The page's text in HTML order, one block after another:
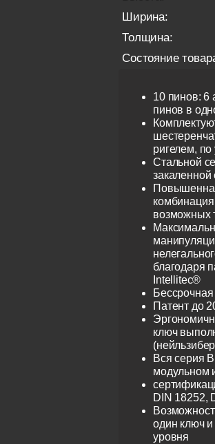
Ширина:
Толщина:
Состояние
10 пинов: 6
пинов в
ригелем,
Стальной
закаленной
возможных
благодаря
Intellitec®
Патент до
ключ
Вся серия
модульном
DIN 18252,
один ключ и
уровня